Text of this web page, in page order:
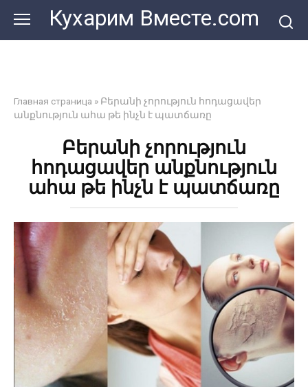
контенту
Кухарим Вместе.com
Главная страница » Բերանի չորություն հոդացավեր
անքնություն ահա թե ինչն է պատճառը
Բերանի չորություն
հոդացավեր անքնություն
ահա թե ինչն է պատճառը